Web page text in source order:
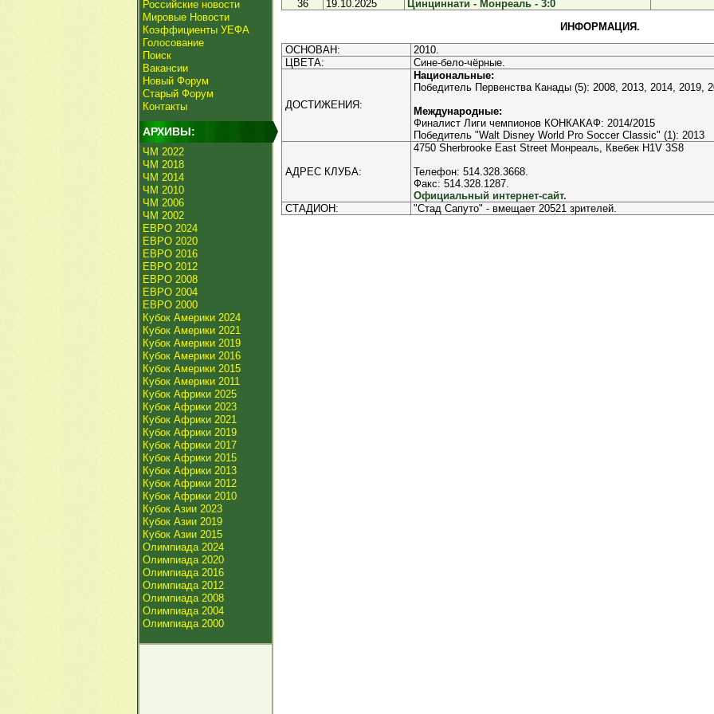
Российские новости
Мировые Новости
Коэффициенты УЕФА
Голосование
Поиск
Вакансии
Новый Форум
Старый Форум
Контакты
АРХИВЫ:
ЧМ 2022
ЧМ 2018
ЧМ 2014
ЧМ 2010
ЧМ 2006
ЧМ 2002
ЕВРО 2024
ЕВРО 2020
ЕВРО 2016
ЕВРО 2012
ЕВРО 2008
ЕВРО 2004
ЕВРО 2000
Кубок Америки 2024
Кубок Америки 2021
Кубок Америки 2019
Кубок Америки 2016
Кубок Америки 2015
Кубок Америки 2011
Кубок Африки 2025
Кубок Африки 2023
Кубок Африки 2021
Кубок Африки 2019
Кубок Африки 2017
Кубок Африки 2015
Кубок Африки 2013
Кубок Африки 2012
Кубок Африки 2010
Кубок Азии 2023
Кубок Азии 2019
Кубок Азии 2015
Олимпиада 2024
Олимпиада 2020
Олимпиада 2016
Олимпиада 2012
Олимпиада 2008
Олимпиада 2004
Олимпиада 2000
36 19.10.2025
Цинциннати - Монреаль - 3:0
ИНФОРМАЦИЯ.
ОСНОВАН:
2010.
ЦВЕТА:
Сине-бело-чёрные.
ДОСТИЖЕНИЯ:
Национальные:
Победитель Первенства Канады (5): 2008, 2013, 2014, 2019,
Международные:
Финалист Лиги чемпионов КОНКАКАФ: 2014/2015
Победитель "Walt Disney World Pro Soccer Classic" (1): 2013
АДРЕС КЛУБА:
4750 Sherbrooke East Street Монреаль, Квебек H1V 3S8
Телефон: 514.328.3668.
Факс: 514.328.1287.
Официальный интернет-сайт.
СТАДИОН:
"Стад Сапуто" - вмещает 20521 зрителей.